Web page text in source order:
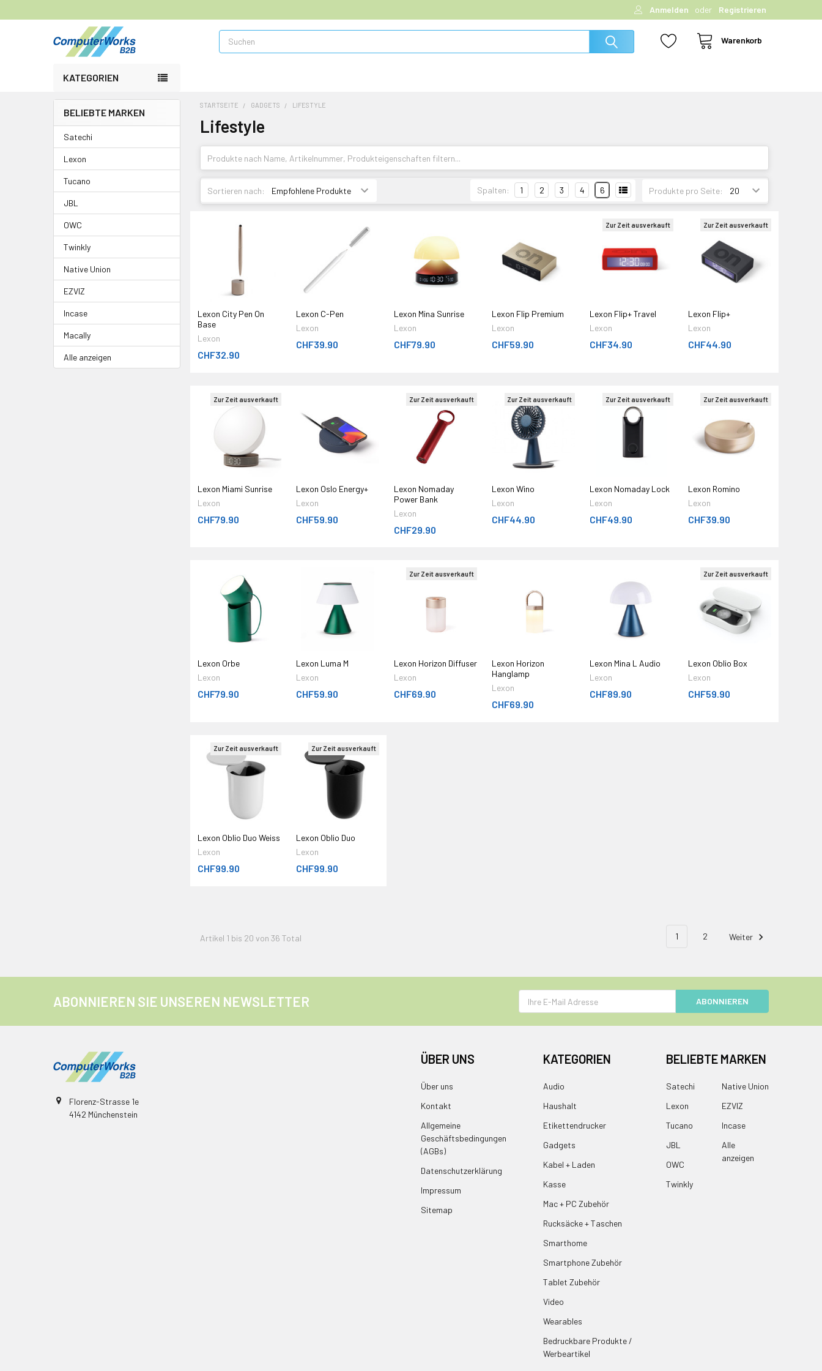
Anmelden oder Registrieren
Warenkorb
Suchen
KATEGORIEN
BELIEBTE MARKEN
Satechi
Lexon
Tucano
JBL
OWC
Twinkly
Native Union
EZVIZ
Incase
Macally
Alle anzeigen
STARTSEITE GADGETS LIFESTYLE
Lifestyle
Sortieren nach: Produkte pro Seite:
Spalten: 1 2 3 4 6
Lexon City Pen On
Base
Lexon
CHF32.90
Lexon C-Pen
Lexon
CHF39.90
Lexon Mina Sunrise
Lexon
CHF79.90
Lexon Flip Premium
Lexon
CHF59.90
Zur Zeit ausverkauft
Lexon Flip+ Travel
Lexon
CHF34.90
Zur Zeit ausverkauft
Lexon Flip+
Lexon
CHF44.90
Zur Zeit ausverkauft
Lexon Miami Sunrise
Lexon
CHF79.90
Lexon Oslo Energy+
Lexon
CHF59.90
Zur Zeit ausverkauft
Lexon Nomaday
Power Bank
Lexon
CHF29.90
Zur Zeit ausverkauft
Lexon Wino
Lexon
CHF44.90
Zur Zeit ausverkauft
Lexon Nomaday Lock
Lexon
CHF49.90
Zur Zeit ausverkauft
Lexon Romino
Lexon
CHF39.90
Lexon Orbe
Lexon
CHF79.90
Lexon Luma M
Lexon
CHF59.90
Zur Zeit ausverkauft
Lexon Horizon Diffuser
Lexon
CHF69.90
Lexon Horizon
Hanglamp
Lexon
CHF69.90
Lexon Mina L Audio
Lexon
CHF89.90
Zur Zeit ausverkauft
Lexon Oblio Box
Lexon
CHF59.90
Zur Zeit ausverkauft
Lexon Oblio Duo Weiss
Lexon
CHF99.90
Zur Zeit ausverkauft
Lexon Oblio Duo
Lexon
CHF99.90
Artikel 1 bis 20 von 36 Total 1 2 Weiter
ABONNIEREN SIE UNSEREN NEWSLETTER
Florenz-Strasse 1e
4142 Münchenstein
ÜBER UNS
Über uns
Kontakt
Allgemeine
Geschäftsbedingungen
(AGBs)
Datenschutzerklärung
Impressum
Sitemap
KATEGORIEN
Audio
Haushalt
Etikettendrucker
Gadgets
Kabel + Laden
Kasse
Mac + PC Zubehör
Rucksäcke + Taschen
Smarthome
Smartphone Zubehör
Tablet Zubehör
Video
Wearables
Bedruckbare Produkte /
Werbeartikel
BELIEBTE MARKEN
Satechi
Lexon
Tucano
JBL
OWC
Twinkly
Native Union
EZVIZ
Incase
Alle
anzeigen